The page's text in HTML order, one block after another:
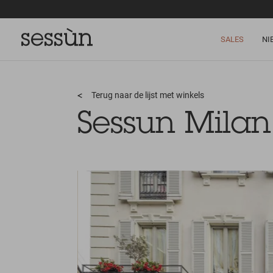
SALES
Terug naar de lijst met winkels
Sessun Milan